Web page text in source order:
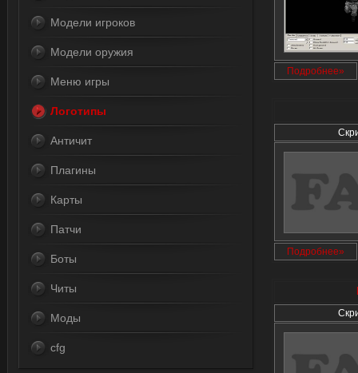
Подробнее»
Подробнее»
Модели игроков
Модели оружия
Меню игры
Логотипы
Античит
Плагины
Карты
Патчи
Боты
Читы
Моды
cfg